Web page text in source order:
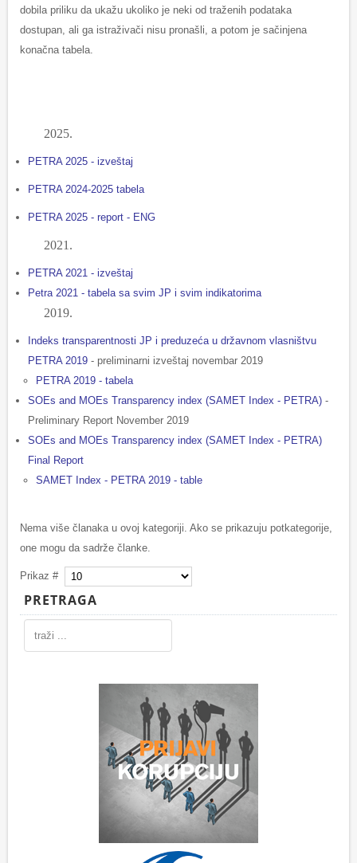
dobila priliku da ukažu ukoliko je neki od traženih podataka
dostupan, ali ga istraživači nisu pronašli, a potom je sačinjena
konačna tabela.
2025.
PETRA 2025 - izveštaj
PETRA 2024-2025 tabela
PETRA 2025 - report - ENG
2021.
PETRA 2021 - izveštaj
Petra 2021 - tabela sa svim JP i svim indikatorima
2019.
Indeks transparentnosti JP i preduzeća u državnom vlasništvu
PETRA 2019 - preliminarni izveštaj novembar 2019
PETRA 2019 - tabela
SOEs and MOEs Transparency index (SAMET Index - PETRA) -
Preliminary Report November 2019
SOEs and MOEs Transparency index (SAMET Index - PETRA)
Final Report
SAMET Index - PETRA 2019 - table
Nema više članaka u ovoj kategoriji. Ako se prikazuju potkategorije,
one mogu da sadrže članke.
Prikaz #
PRETRAGA